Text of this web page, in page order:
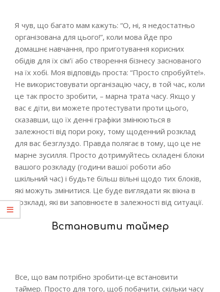
Я чув, що багато мам кажуть: “О, ні, я недостатньо
організована для цього!”, коли мова йде про
домашнє навчання, про приготування корисних
обідів для їх сім’ї або створення бізнесу заснованого
на їх хобі. Моя відповідь проста: “Просто спробуйте!».
Не використовувати організацію часу, в той час, коли
це так просто зробити, – марна трата часу. Якщо у
вас є діти, ви можете протестувати проти цього,
сказавши, що їх денні графіки змінюються в
залежності від пори року, тому щоденний розклад
для вас безглуздо. Правда полягає в тому, що це не
марне зусилля. Просто дотримуйтесь складені блоки
вашого розкладу (години вашої роботи або
шкільний час) і будьте більш вільні щодо тих блоків,
які можуть змінитися. Це буде виглядати як вікна в
розкладі, які ви заповнюєте в залежності від ситуації.
Встановити таймер
Все, що вам потрібно зробити-це встановити
таймер. Просто для того, щоб побачити, скільки часу